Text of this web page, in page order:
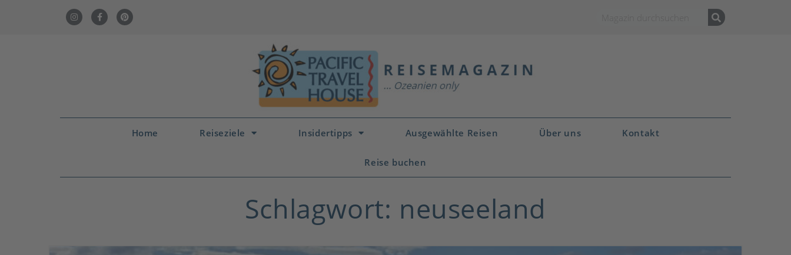
Home Reiseziele Insidertipps Ausgewählte Reisen Über uns Kontakt
Reise buchen
Schlagwort: neuseeland